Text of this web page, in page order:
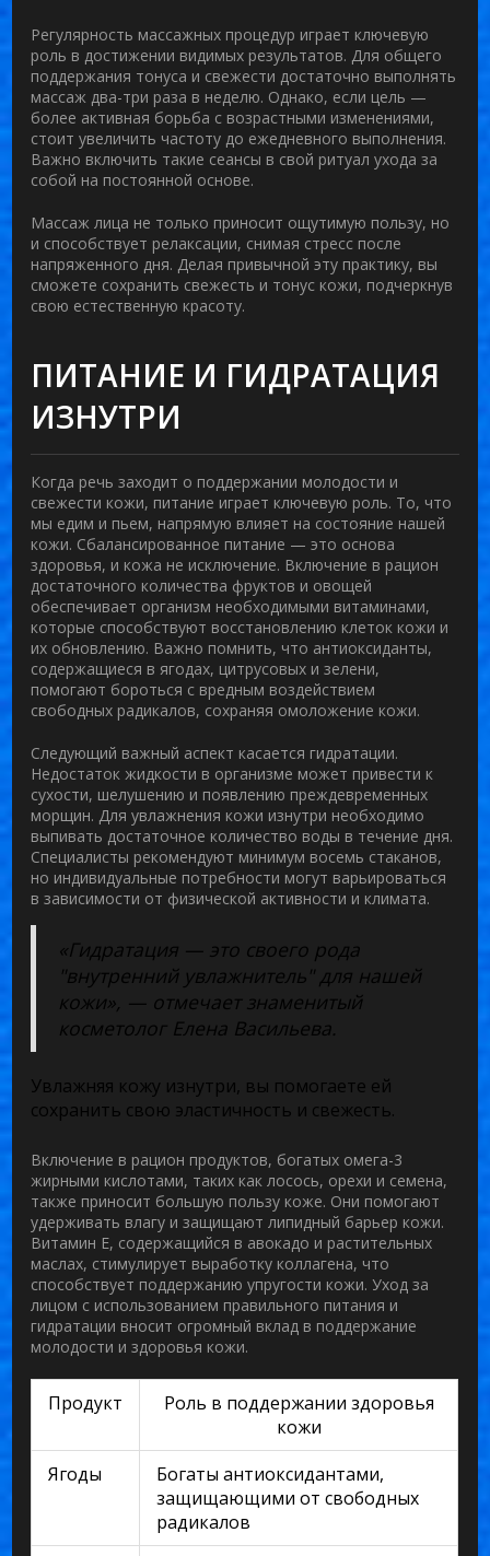
Регулярность массажных процедур играет ключевую
роль в достижении видимых результатов. Для общего
поддержания тонуса и свежести достаточно выполнять
массаж два-три раза в неделю. Однако, если цель —
более активная борьба с возрастными изменениями,
стоит увеличить частоту до ежедневного выполнения.
Важно включить такие сеансы в свой ритуал ухода за
собой на постоянной основе.
Массаж лица не только приносит ощутимую пользу, но
и способствует релаксации, снимая стресс после
напряженного дня. Делая привычной эту практику, вы
сможете сохранить свежесть и тонус кожи, подчеркнув
свою естественную красоту.
ПИТАНИЕ И ГИДРАТАЦИЯ
ИЗНУТРИ
Когда речь заходит о поддержании молодости и
свежести кожи, питание играет ключевую роль. То, что
мы едим и пьем, напрямую влияет на состояние нашей
кожи. Сбалансированное питание — это основа
здоровья, и кожа не исключение. Включение в рацион
достаточного количества фруктов и овощей
обеспечивает организм необходимыми витаминами,
которые способствуют восстановлению клеток кожи и
их обновлению. Важно помнить, что антиоксиданты,
содержащиеся в ягодах, цитрусовых и зелени,
помогают бороться с вредным воздействием
свободных радикалов, сохраняя омоложение кожи.
Следующий важный аспект касается гидратации.
Недостаток жидкости в организме может привести к
сухости, шелушению и появлению преждевременных
морщин. Для увлажнения кожи изнутри необходимо
выпивать достаточное количество воды в течение дня.
Специалисты рекомендуют минимум восемь стаканов,
но индивидуальные потребности могут варьироваться
в зависимости от физической активности и климата.
«Гидратация — это своего рода
"внутренний увлажнитель" для нашей
кожи», — отмечает знаменитый
косметолог Елена Васильева.
Увлажняя кожу изнутри, вы помогаете ей
сохранить свою эластичность и свежесть.
Включение в рацион продуктов, богатых омега-3
жирными кислотами, таких как лосось, орехи и семена,
также приносит большую пользу коже. Они помогают
удерживать влагу и защищают липидный барьер кожи.
Витамин Е, содержащийся в авокадо и растительных
маслах, стимулирует выработку коллагена, что
способствует поддержанию упругости кожи.Уход за
лицом с использованием правильного питания и
гидратации вносит огромный вклад в поддержание
молодости и здоровья кожи.
Продукт
Роль в поддержании здоровья
кожи
Ягоды
Богаты антиоксидантами,
защищающими от свободных
радикалов